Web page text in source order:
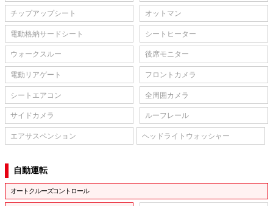
チップアップシート オットマン
電動格納サードシート シートヒーター
ウォークスルー 後席モニター
電動リアゲート フロントカメラ
シートエアコン 全周囲カメラ
サイドカメラ ルーフレール
エアサスペンション ヘッドライトウォッシャー
自動運転
オートクルーズコントロール